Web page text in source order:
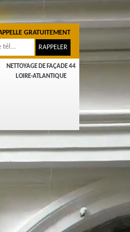
NETTOYAGE DE FAÇADE 44
LOIRE-ATLANTIQUE
GRATUITEMENT